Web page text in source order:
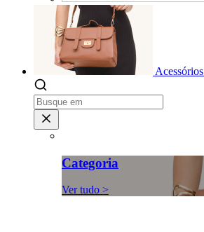
Acessórios
Categoria
Ver tudo >